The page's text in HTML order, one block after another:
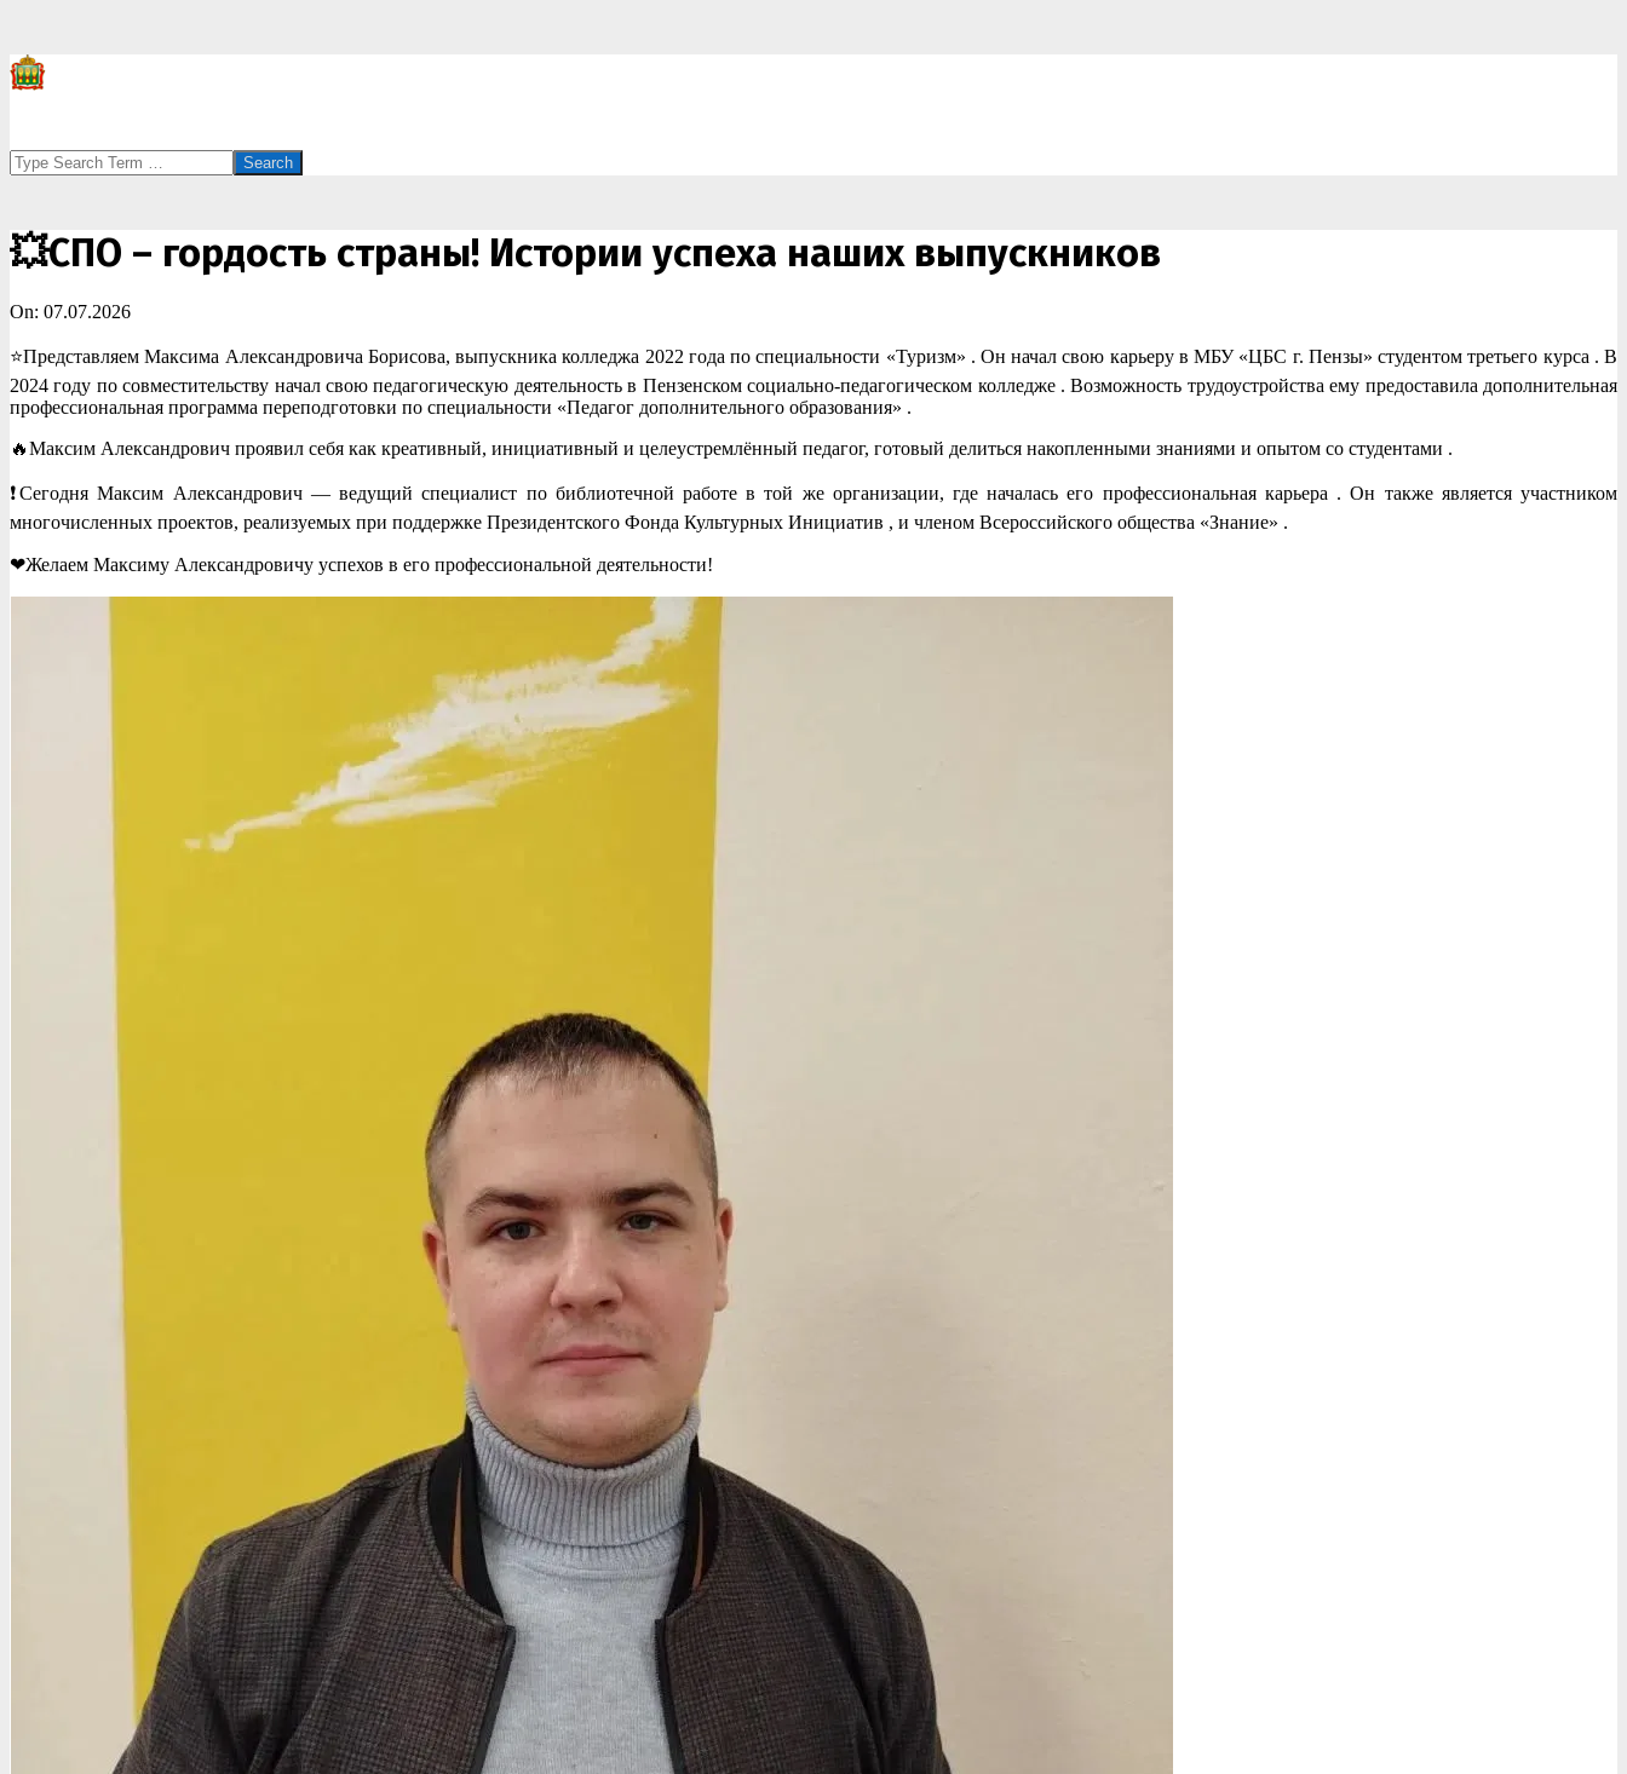
Search
💥СПО – гордость страны! Истории успеха наших выпускников
On: 07.07.2026
⭐Представляем Максима Александровича Борисова, выпускника колледжа 2022 года по специальности «Туризм» . Он начал свою карьеру в МБУ «ЦБС г. Пензы» студентом третьего курса . В
2024 году по совместительству начал свою педагогическую деятельность в Пензенском социально-педагогическом колледже . Возможность трудоустройства ему предоставила дополнительная
профессиональная программа переподготовки по специальности «Педагог дополнительного образования» .
🔥Максим Александрович проявил себя как креативный, инициативный и целеустремлённый педагог, готовый делиться накопленными знаниями и опытом со студентами .
❗Сегодня Максим Александрович — ведущий специалист по библиотечной работе в той же организации, где началась его профессиональная карьера . Он также является участником
многочисленных проектов, реализуемых при поддержке Президентского Фонда Культурных Инициатив , и членом Всероссийского общества «Знание» .
❤Желаем Максиму Александровичу успехов в его профессиональной деятельности!